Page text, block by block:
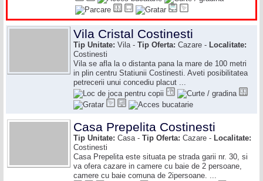
Vila Cristal Costinesti
Tip Unitate: Vila - Tip Oferta: Cazare - Localitate:
Costinesti
Vila se afla la o distanta pana la mare de 100 metri
in plin centru Statiunii Costinesti. Aveti posibilitatea
petrecerii unui concediu placut ...
Casa Prepelita Costinesti
Tip Unitate: Casa - Tip Oferta: Cazare - Localitate:
Costinesti
Casa Prepelita este situata pe strada garii nr. 30, si
va ofera cazare in camere cu baie de 2 persoane,
camere cu baie comuna de 2ipersoane. ...